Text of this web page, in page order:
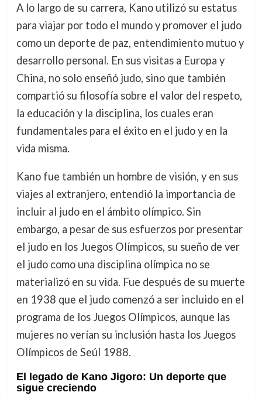
A lo largo de su carrera, Kano utilizó su estatus
para viajar por todo el mundo y promover el judo
como un deporte de paz, entendimiento mutuo y
desarrollo personal. En sus visitas a Europa y
China, no solo enseñó judo, sino que también
compartió su filosofía sobre el valor del respeto,
la educación y la disciplina, los cuales eran
fundamentales para el éxito en el judo y en la
vida misma.
Kano fue también un hombre de visión, y en sus
viajes al extranjero, entendió la importancia de
incluir al judo en el ámbito olímpico. Sin
embargo, a pesar de sus esfuerzos por presentar
el judo en los Juegos Olímpicos, su sueño de ver
el judo como una disciplina olímpica no se
materializó en su vida. Fue después de su muerte
en 1938 que el judo comenzó a ser incluido en el
programa de los Juegos Olímpicos, aunque las
mujeres no verían su inclusión hasta los Juegos
Olímpicos de Seúl 1988.
El legado de Kano Jigoro: Un deporte que
sigue creciendo